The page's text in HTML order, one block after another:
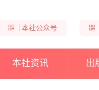
本社公众号
本社资讯 出